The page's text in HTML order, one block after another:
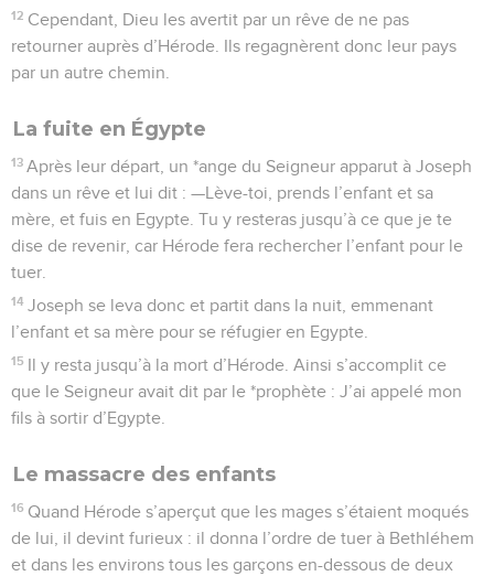
12 Cependant, Dieu les avertit par un rêve de ne pas
retourner auprès d’Hérode. Ils regagnèrent donc leur pays
par un autre chemin.
La fuite en Égypte
13 Après leur départ, un *ange du Seigneur apparut à Joseph
dans un rêve et lui dit : —Lève-toi, prends l’enfant et sa
mère, et fuis en Egypte. Tu y resteras jusqu’à ce que je te
dise de revenir, car Hérode fera rechercher l’enfant pour le
tuer.
14 Joseph se leva donc et partit dans la nuit, emmenant
l’enfant et sa mère pour se réfugier en Egypte.
15 Il y resta jusqu’à la mort d’Hérode. Ainsi s’accomplit ce
que le Seigneur avait dit par le *prophète : J’ai appelé mon
fils à sortir d’Egypte.
Le massacre des enfants
16 Quand Hérode s’aperçut que les mages s’étaient moqués
de lui, il devint furieux : il donna l’ordre de tuer à Bethléhem
et dans les environs tous les garçons en-dessous de deux